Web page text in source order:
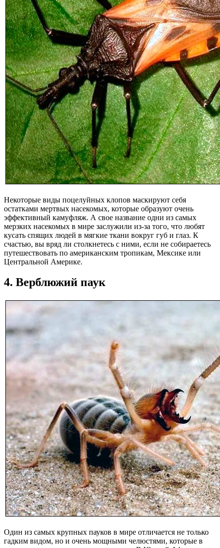
Некоторые виды поцелуйных клопов маскируют себя
остатками мертвых насекомых, которые образуют очень
эффективный камуфляж. А свое название одни из самых
мерзких насекомых в мире заслужили из-за того, что любят
кусать спящих людей в мягкие ткани вокруг губ и глаз. К
счастью, вы вряд ли столкнетесь с ними, если не собираетесь
путешествовать по американским тропикам, Мексике или
Центральной Америке.
4. Верблюжий паук
Один из самых крупных пауков в мире отличается не только
гадким видом, но и очень мощными челюстями, которые в